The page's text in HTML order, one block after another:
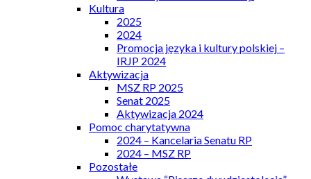
Kultura
2025
2024
Promocja języka i kultury polskiej –
IRJP 2024
Aktywizacja
MSZ RP 2025
Senat 2025
Aktywizacja 2024
Pomoc charytatywna
2024 – Kancelaria Senatu RP
2024 – MSZ RP
Pozostałe